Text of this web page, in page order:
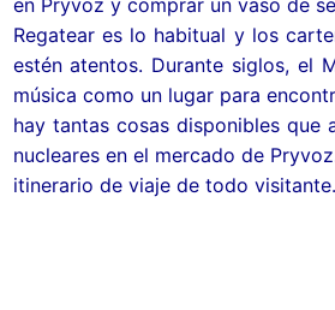
en Pryvoz y comprar un vaso de
Regatear es lo habitual y los
estén atentos. Durante siglos, el
música como un lugar para
hay tantas cosas disponibles que
nucleares en el mercado de
itinerario de viaje de todo visitante.